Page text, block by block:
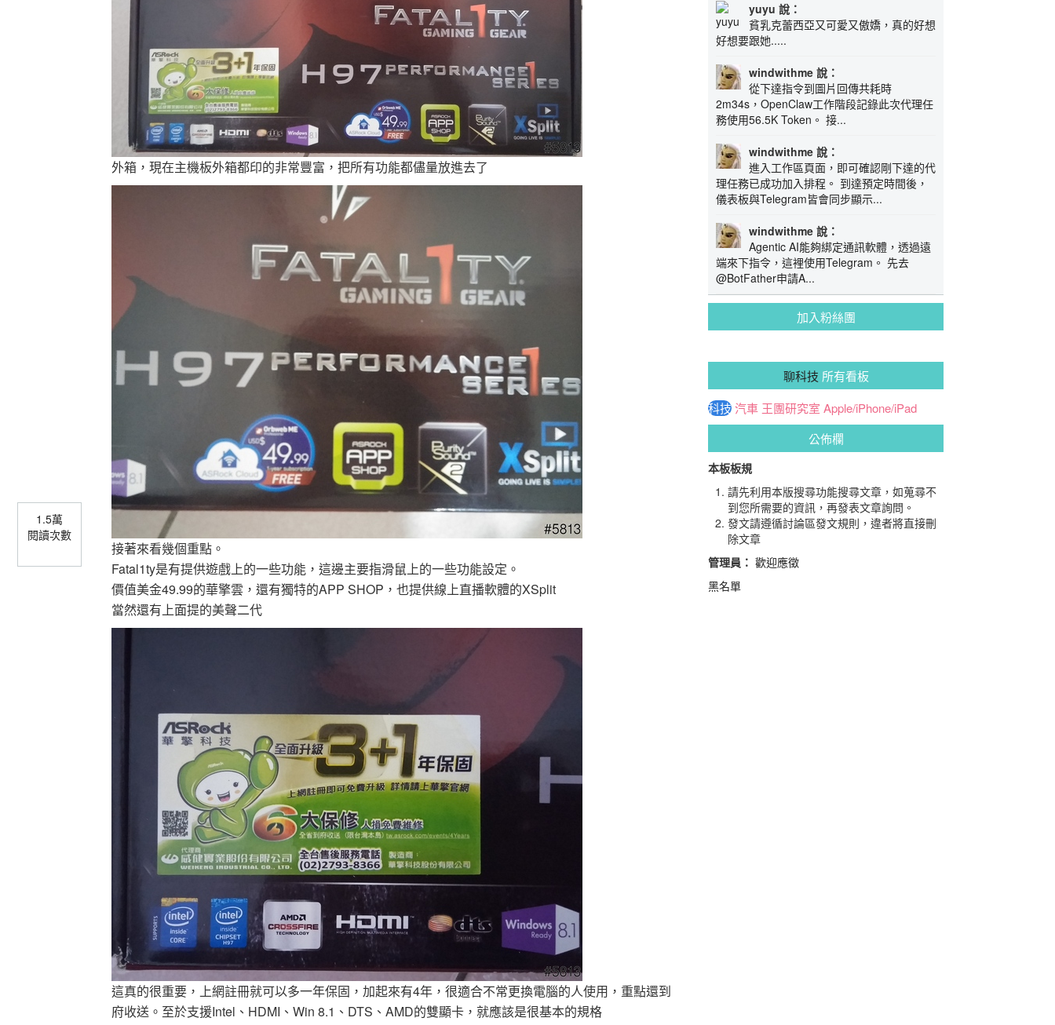
1.5萬
閱讀次數
外箱，現在主機板外箱都印的非常豐富，把所有功能都儘量放進去了
接著來看幾個重點。
Fatal1ty是有提供遊戲上的一些功能，這邊主要指滑鼠上的一些功能設定。
價值美金49.99的華擎雲，還有獨特的APP SHOP，也提供線上直播軟體的XSplit
當然還有上面提的美聲二代
這真的很重要，上網註冊就可以多一年保固，加起來有4年，很適合不常更換電腦的人使用，重點還到
府收送。至於支援Intel、HDMI、Win 8.1、DTS、AMD的雙顯卡，就應該是很基本的規格
yuyu 說：
貧乳克蕾西亞又可愛又傲嬌，真的好想
好想要跟她.....
windwithme 說：
從下達指令到圖片回傳共耗時
2m34s，OpenClaw工作階段記錄此次代理任
務使用56.5K Token。 接...
windwithme 說：
進入工作區頁面，即可確認剛下達的代
理任務已成功加入排程。 到達預定時間後，
儀表板與Telegram皆會同步顯示...
windwithme 說：
Agentic AI能夠綁定通訊軟體，透過遠
端來下指令，這裡使用Telegram。 先去
@BotFather申請A...
加入粉絲團
聊科技 所有看板
科技汽車 王團研究室 Apple/iPhone/iPad
公佈欄
本板板規
請先利用本版搜尋功能搜尋文章，如蒐尋不
到您所需要的資訊，再發表文章詢問。
發文請遵循討論區發文規則，違者將直接刪
除文章
管理員： 歡迎應徵
黑名單